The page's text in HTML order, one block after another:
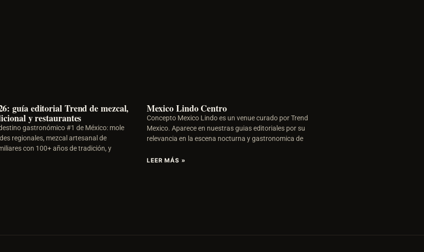
guía editorial Trend de mezcal,
y restaurantes
gastronómico #1 de México: mole
regionales, mezcal artesanal de
con 100+ años de tradición, y
Mexico Lindo Centro
Concepto Mexico Lindo es un venue curado por Trend
Mexico. Aparece en nuestras guias editoriales por su
relevancia en la escena nocturna y gastronomica de
LEER MÁS »